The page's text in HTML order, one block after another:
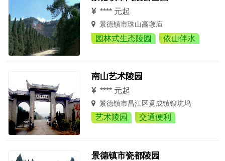
**** 元起
景德镇市珠山高墩庙
园林式生态陵园 依山伴水
南山艺术陵园
**** 元起
景德镇市昌江区竟成镇银坑坞
艺术陵园 交通便利
景德镇市瓷都陵园